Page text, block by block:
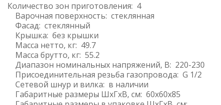
Количество зон приготовления: 4
Варочная поверхность: стеклянная
Фасад: стеклянный
Крышка: без крышки
Масса нетто, кг: 49.7
Масса брутто, кг: 55.2
Диапазон номинальных напряжений, В: 220-230
Присоединительная резьба газопровода: G 1/2
Сетевой шнур и вилка: в наличии
Габаритные размеры ШхГхВ, см: 60x60x85